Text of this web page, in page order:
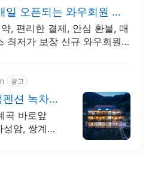
일 오픈되는 와우회원 특
, 편리한 결제, 안심 환불, 매
최저가 보장 신규 와우회원
광고
펜션 녹차
곡 바로앞
암, 쌍계사